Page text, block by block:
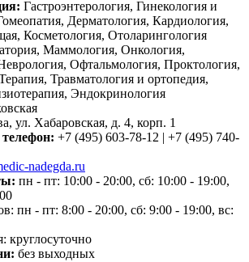
Гастроэнтерология, Гинекология и
Дерматология, Кардиология,
Косметология, Отоларингология
Маммология, Онкология,
Офтальмология, Проктология,
Травматология и ортопедия,
Эндокринология
ул. Хабаровская, д. 4, корп. 1
+7 (495) 603-78-12 | +7 (495) 740-
nadegda.ru
пн - пт: 10:00 - 20:00, сб: 10:00 - 19:00,
пн - пт: 8:00 - 20:00, сб: 9:00 - 19:00, вс:
круглосуточно
без выходных